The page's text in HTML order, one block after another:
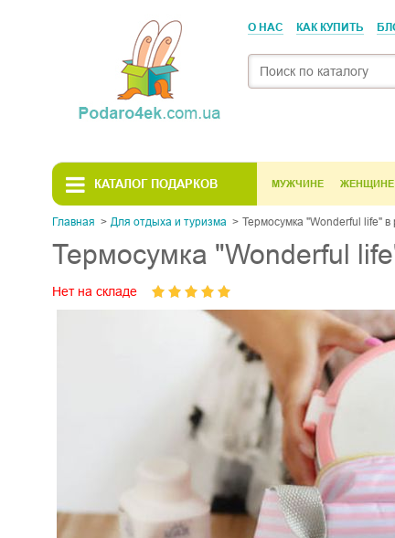
О НАС КАК КУПИТЬ
КАТАЛОГ ПОДАРКОВ МУЖЧИНЕ ЖЕНЩИНЕ
Главная Для отдыха и туризма Термосумка "Wonderful life" в
Термосумка "Wonderful
Нет на складе